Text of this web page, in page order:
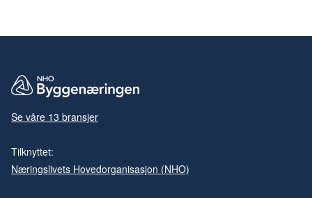
Se våre 13 bransjer
Tilknyttet:
Næringslivets Hovedorganisasjon (NHO)